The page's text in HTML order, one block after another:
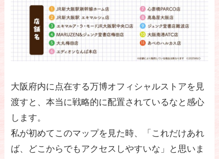
大阪府内に点在する万博オフィシャルストアを見
渡すと、本当に戦略的に配置されているなと感心
します。
私が初めてこのマップを見た時、「これだけあれ
ば、どこからでもアクセスしやすいな」と思いま